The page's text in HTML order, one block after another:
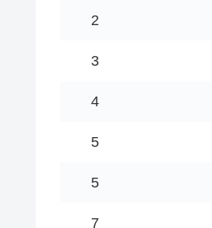
2
3
4
5
5
7